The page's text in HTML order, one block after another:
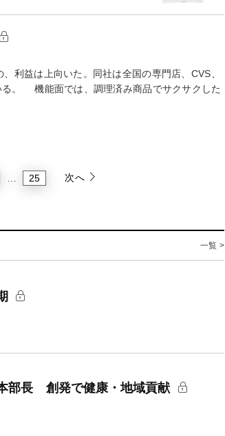
利益は上向いた。同社は全国の専門店、CVS、
る。 機能面では、調理済み商品でサクサクした
… 25 次へ
一覧 >
部長 創発で健康・地域貢献